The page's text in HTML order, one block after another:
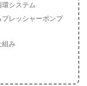
システム
プレッシャーポンプ
組み